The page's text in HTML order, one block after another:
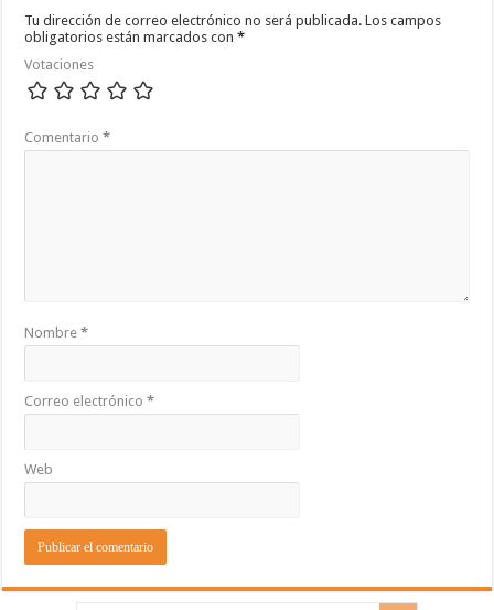
Tu dirección de correo electrónico no será publicada. Los campos
obligatorios están marcados con*
Votaciones
Comentario*
Nombre*
Correo electrónico*
Web